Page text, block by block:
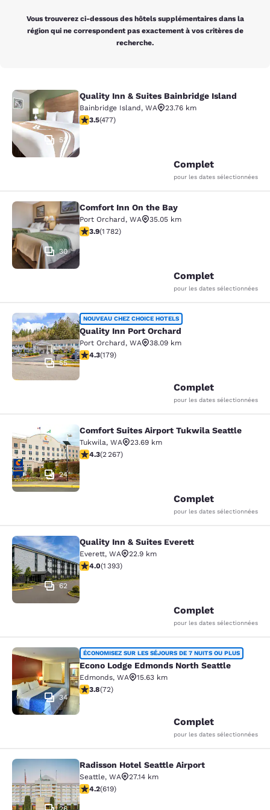
Vous trouverez ci-dessous des hôtels supplémentaires dans la
région qui ne correspondent pas exactement à vos critères de
recherche.
Quality Inn & Suites Bainbridge
53
Quality Inn & Suites Bainbridge Island
Bainbridge Island, WA
23.76 km
3.54 étoiles. Bien. 477 commentaires
3.5(477)
Complet
pour les dates sélectionnées
Comfort Inn On the Bay
30
Comfort Inn On the Bay
Port Orchard, WA
35.05 km
3.94 étoiles. Bien. 1782 commentaires
3.9(1 782)
Complet
pour les dates sélectionnées
Quality Inn Port Orchard
55
NOUVEAU CHEZ CHOICE HOTELS
Quality Inn Port Orchard
Port Orchard, WA
38.09 km
4.27 étoiles. Excellent. 179 commentaires
4.3(179)
Complet
pour les dates sélectionnées
Comfort Suites Airport Tukwila
24
Comfort Suites Airport Tukwila Seattle
Tukwila, WA
23.69 km
4.3 étoiles. Excellent. 2267 commentaires
4.3(2 267)
Complet
pour les dates sélectionnées
Quality Inn & Suites Everett
62
Quality Inn & Suites Everett
Everett, WA
22.9 km
3.98 étoiles. Bien. 1393 commentaires
4.0(1 393)
Complet
pour les dates sélectionnées
Econo Lodge Edmonds North
34
ÉCONOMISEZ SUR LES SÉJOURS DE 7 NUITS OU PLUS
Econo Lodge Edmonds North Seattle
Edmonds, WA
15.63 km
3.82 étoiles. Bien. 72 commentaires
3.8(72)
Complet
pour les dates sélectionnées
Radisson Hotel Seattle Airport
Radisson Hotel Seattle Airport
Seattle, WA
27.14 km
4.17 étoiles. Très Bien. 619 commentaires
4.2(619)